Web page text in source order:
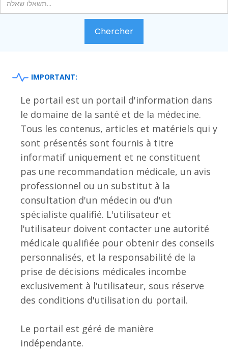
IMPORTANT:
Le portail est un portail d'information dans
le domaine de la santé et de la médecine.
Tous les contenus, articles et matériels qui y
sont présentés sont fournis à titre
informatif uniquement et ne constituent
pas une recommandation médicale, un avis
professionnel ou un substitut à la
consultation d'un médecin ou d'un
spécialiste qualifié. L'utilisateur et
l'utilisateur doivent contacter une autorité
médicale qualifiée pour obtenir des conseils
personnalisés, et la responsabilité de la
prise de décisions médicales incombe
exclusivement à l'utilisateur, sous réserve
des conditions d'utilisation du portail.
Le portail est géré de manière
indépendante.